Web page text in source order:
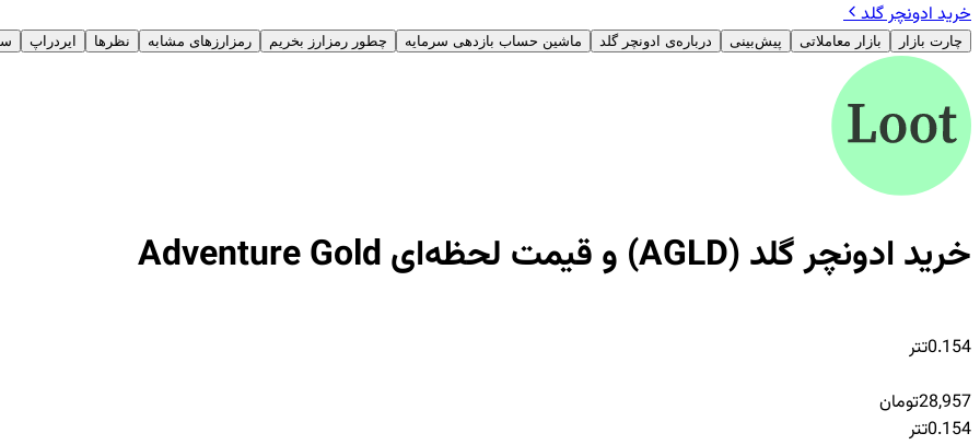
خرید ادونچر گلد
چارت بازار بازار معاملاتی پیش‌بینی درباره‌ی ادونچر گلد ماشین حساب بازدهی سرمایه‌ چطور رمزارز بخریم رمزارز‌های مشابه نظرها ایردراپ
خرید ادونچر گلد (AGLD) و قیمت لحظه‌ای Adventure Gold
0.154تتر
28,957تومان
0.154تتر